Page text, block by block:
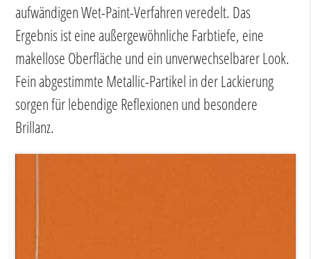
aufwändigen Wet-Paint-Verfahren veredelt. Das
Ergebnis ist eine außergewöhnliche Farbtiefe, eine
makellose Oberfläche und ein unverwechselbarer Look.
Fein abgestimmte Metallic-Partikel in der Lackierung
sorgen für lebendige Reflexionen und besondere
Brillanz.